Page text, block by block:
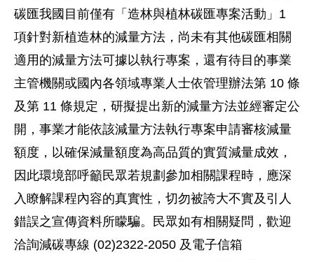
碳匯我國目前僅有「造林與植林碳匯專案活動」1
項針對新植造林的減量方法，尚未有其他碳匯相關
適用的減量方法可據以執行專案，還有待目的事業
主管機關或國內各領域專業人士依管理辦法第 10 條
及第 11 條規定，研擬提出新的減量方法並經審定公
開，事業才能依該減量方法執行專案申請審核減量
額度，以確保減量額度為高品質的實質減量成效，
因此環境部呼籲民眾若規劃參加相關課程時，應深
入瞭解課程內容的真實性，切勿被誇大不實及引人
錯誤之宣傳資料所矇騙。民眾如有相關疑問，歡迎
洽詢減碳專線 (02)2322-2050 及電子信箱